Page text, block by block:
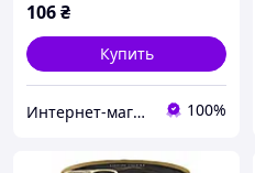
106₴
Купить
Интернет-магазин зоотоваров CatPaws 100%